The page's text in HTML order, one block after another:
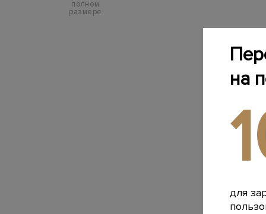
полном
размере
на
для